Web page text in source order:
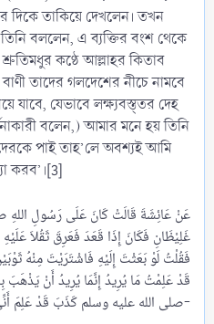
দিকে তাকিয়ে দেখলেন। তখন
বললেন, এ ব্যক্তির বংশ থেকে
কণ্ঠে আল্লাহর কিতাব
তাদের গলদেশের নীচে নামবে
যাবে, যেভাবে লক্ষ্যবস্ত্তর দেহ
বলেন,) আমার মনে হয় তিনি
পাই তাহ’লে অবশ্যই আমি
করব’।[3]
عَنْ عَائِشَةَ قَالَتْ كَانَ عَلَى رَسُولِ اللهِ
غَلِيْظَانِ فَكَانَ إِذَا قَعَدَ فَعَرِقَ ثَقُلاَ
فَقُلْتُ لَوْ بَعَثْتَ إِلَيْهِ فَاشْتَرَيْتَ مِنْهُ
قَدْ عَلِمْتُ مَا يُرِيدُ إِنَّمَا يُرِيدُ أَنْ يَذْهَبَ
صلى الله عليه وسلم كَذَبَ قَدْ عَلِمَ أَنِّى مِنْ أَتْقَاهُمْ لِلَّهِ وَآدَاهُمْ لِلأَمَانَةِ-​